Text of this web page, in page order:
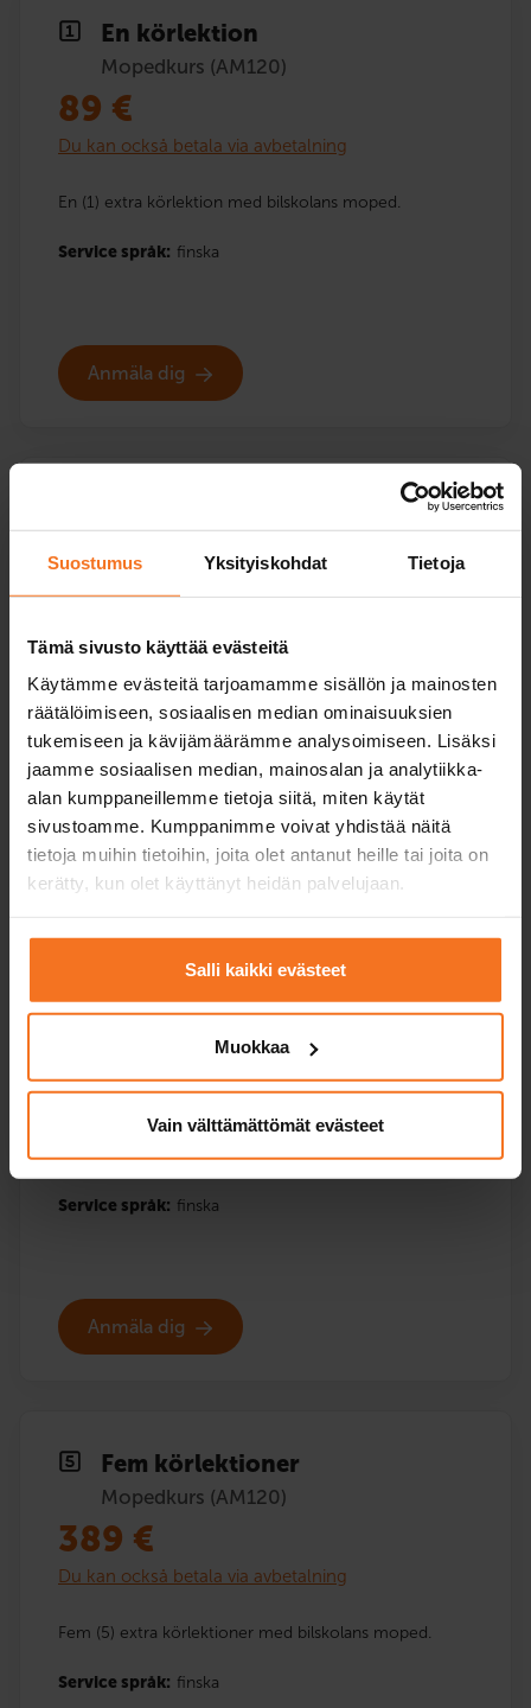
Suostumus Yksityiskohdat Tietoja
Tämä sivusto käyttää evästeitä
Käytämme evästeitä tarjoamamme sisällön ja mainosten
räätälöimiseen, sosiaalisen median ominaisuuksien
tukemiseen ja kävijämäärämme analysoimiseen. Lisäksi
jaamme sosiaalisen median, mainosalan ja analytiikka-
alan kumppaneillemme tietoja siitä, miten käytät
sivustoamme. Kumppanimme voivat yhdistää näitä
tietoja muihin tietoihin, joita olet antanut heille tai joita on
kerätty, kun olet käyttänyt heidän palvelujaan.
Salli kaikki evästeet
Muokkaa
Vain välttämättömät evästeet
En körlektion
Mopedkurs (AM120)
89 €
Du kan också betala via avbetalning
En (1) extra körlektion med bilskolans moped.
Service språk: finska
Anmäla dig
169€
Två (2) extra körlektioner med bilskolans moped.
Anmäla dig
Mopedkurs (AM120)
Du kan också betala via avbetalning
Tre (3) extra körlektioner med bilskolans moped.
Service språk: finska
Anmäla dig
Fem körlektioner
Mopedkurs (AM120)
389 €
Du kan också betala via avbetalning
Fem (5) extra körlektioner med bilskolans moped.
Service språk: finska